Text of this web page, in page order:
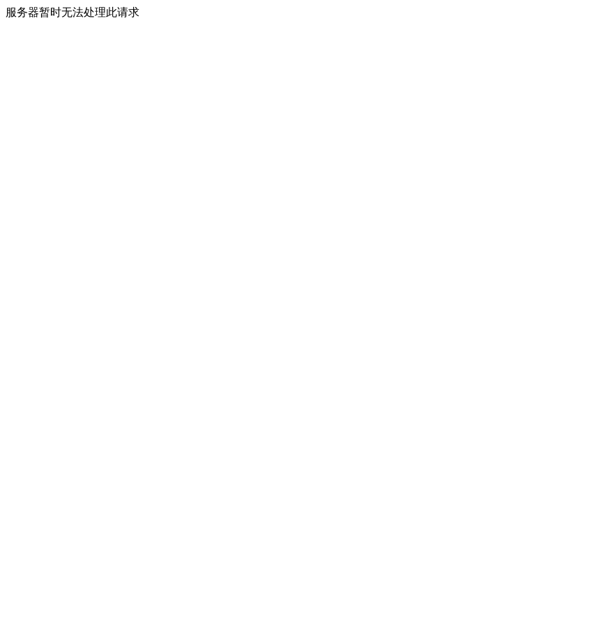
服务器暂时无法处理此请求